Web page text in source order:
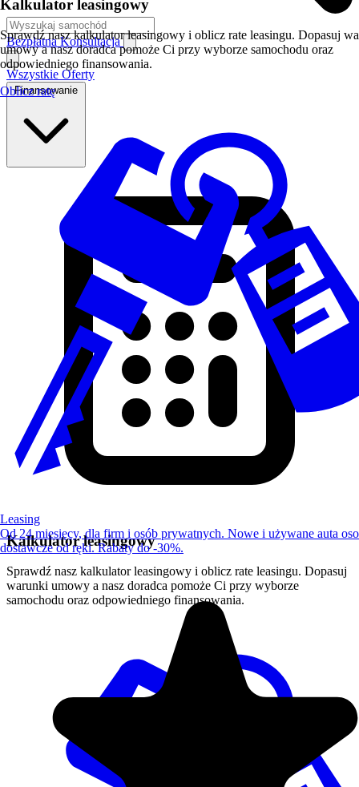
Bezpłatna Konsultacja
Wszystkie Oferty
Finansowanie
Kalkulator leasingowy
Sprawdź nasz kalkulator leasingowy i oblicz rate leasingu. Dopasuj
warunki umowy a nasz doradca pomoże Ci przy wyborze
samochodu oraz odpowiedniego finansowania.
Kalkulator leasingowy
Sprawdź nasz kalkulator leasingowy i oblicz rate leasingu. Dopasuj
umowy a nasz doradca pomoże Ci przy wyborze samochodu oraz
odpowiedniego finansowania.
Oblicz ratę
Leasing
Od 24 miesięcy, dla firm i osób prywatnych. Nowe i używane auta
dostawcze od ręki. Rabaty do -30%.